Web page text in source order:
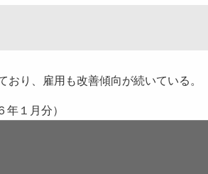
り、雇用も改善傾向が続いている。
１月分）